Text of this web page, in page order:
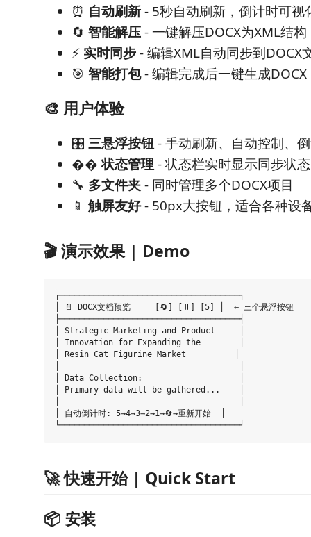
⏰ 自动刷新- 5秒自动刷新，倒计时可视
🔄 智能解压- 一键解压DOCX为XML结构
⚡ 实时同步- 编辑XML自动同步到DOCX
🎯 智能打包- 编辑完成后一键生成DOCX
🎨 用户体验
🎛️ 三悬浮按钮- 手动刷新、自动控制、
��状态管理 - 状态栏实时显示同步状态
🔧 多文件夹- 同时管理多个DOCX项目
📱 触屏友好- 50px大按钮，适合各种设
🎬 演示效果 | Demo
┌─────────────────────────────────────┐
│ 📄 DOCX文档预览     [🔄] [⏸️] [5] │  ← 三个悬浮按钮
├─────────────────────────────────────┤
│ Strategic Marketing and Product     │
│ Innovation for Expanding the        │
│ Resin Cat Figurine Market          │
│ Data Collection:                    │
│ Primary data will be gathered...    │
│ 自动倒计时: 5→4→3→2→1→🔄→重新开始  │
🚀 快速开始 | Quick Start
📦 安装